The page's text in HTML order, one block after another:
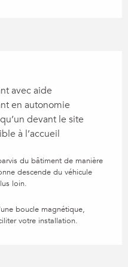
avec aide
en autonomie
devant le site
à l’accueil
du bâtiment de manière
descende du véhicule
loin.
boucle magnétique,
votre installation.